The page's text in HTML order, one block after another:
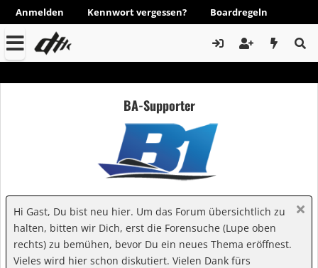
Anmelden Kennwort vergessen? Boardregeln
BA-Supporter
Hi Gast, Du bist neu hier. Um das Forum übersichtlich zu
halten, bitten wir Dich, erst die Forensuche (Lupe oben
rechts) zu bemühen, bevor Du ein neues Thema eröffnest.
Vieles wird hier schon diskutiert. Vielen Dank fürs